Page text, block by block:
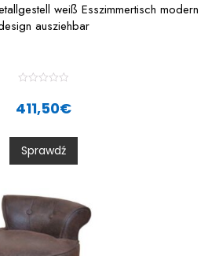
weiß Esszimmertisch modern
ausziehbar
t
0
o
t
5
411,50€
Sprawdź